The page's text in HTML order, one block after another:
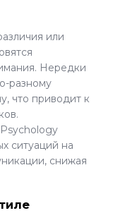
или
Нередки
разному
что приводит к
ситуаций на
снижая